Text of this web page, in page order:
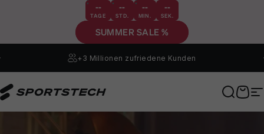
--
TAGE
--
STD.
--
MIN.
--
SEK.
SUMMER SALE %
+3 Millionen zufriedene Kunden
Sportstech Suche